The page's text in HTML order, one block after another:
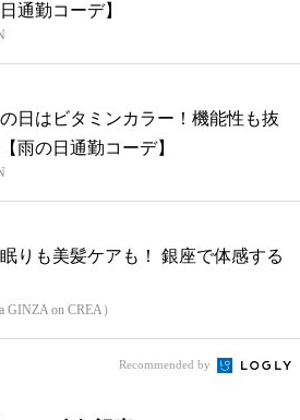
通勤コーデ】
日はビタミンカラー！機能性も抜
雨の日通勤コーデ】
眠りも美髪ケアも！ 銀座で体感する
GINZA on CREA）
Recommended by